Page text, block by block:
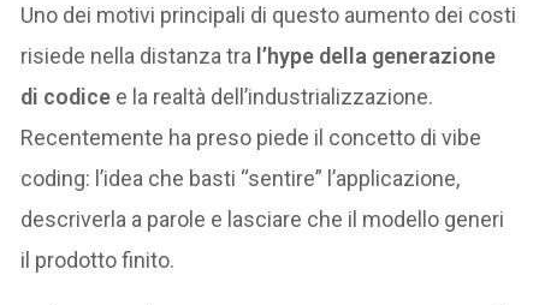
Uno dei motivi principali di questo aumento dei costi
risiede nella distanza tra l’hype della generazione
di codice e la realtà dell’industrializzazione.
Recentemente ha preso piede il concetto di vibe
coding: l’idea che basti “sentire” l’applicazione,
descriverla a parole e lasciare che il modello generi
il prodotto finito.